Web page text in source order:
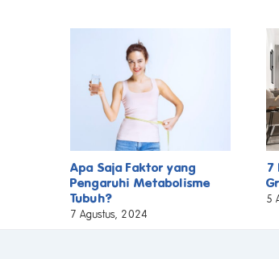
Apa Saja Faktor yang
Pengaruhi Metabolisme
Tubuh?
7 Agustus, 2024
7
5